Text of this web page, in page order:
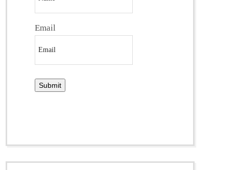
Email